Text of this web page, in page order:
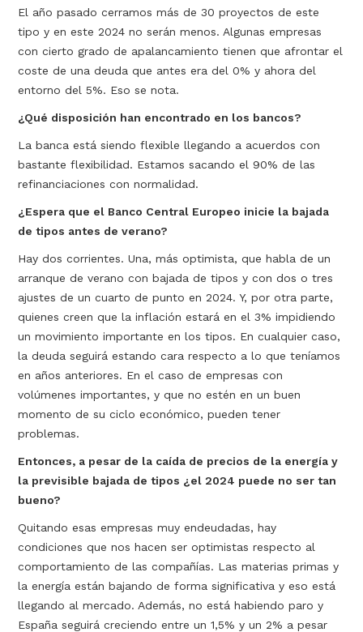
El año pasado cerramos más de 30 proyectos de este
tipo y en este 2024 no serán menos. Algunas empresas
con cierto grado de apalancamiento tienen que afrontar el
coste de una deuda que antes era del 0% y ahora del
entorno del 5%. Eso se nota.
¿Qué disposición han encontrado en los bancos?
La banca está siendo flexible llegando a acuerdos con
bastante flexibilidad. Estamos sacando el 90% de las
refinanciaciones con normalidad.
¿Espera que el Banco Central Europeo inicie la bajada
de tipos antes de verano?
Hay dos corrientes. Una, más optimista, que habla de un
arranque de verano con bajada de tipos y con dos o tres
ajustes de un cuarto de punto en 2024. Y, por otra parte,
quienes creen que la inflación estará en el 3% impidiendo
un movimiento importante en los tipos. En cualquier caso,
la deuda seguirá estando cara respecto a lo que teníamos
en años anteriores. En el caso de empresas con
volúmenes importantes, y que no estén en un buen
momento de su ciclo económico, pueden tener
problemas.
Entonces, a pesar de la caída de precios de la energía y
la previsible bajada de tipos ¿el 2024 puede no ser tan
bueno?
Quitando esas empresas muy endeudadas, hay
condiciones que nos hacen ser optimistas respecto al
comportamiento de las compañías. Las materias primas y
la energía están bajando de forma significativa y eso está
llegando al mercado. Además, no está habiendo paro y
España seguirá creciendo entre un 1,5% y un 2% a pesar